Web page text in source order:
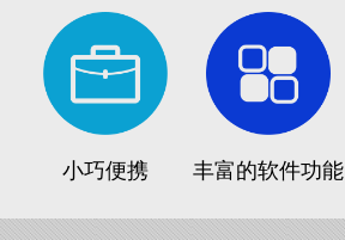
小巧便携 丰富的软件功能